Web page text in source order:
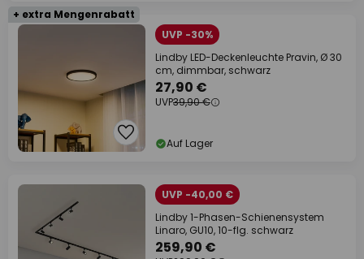
+ extra Mengenrabatt
UVP -30%
Lindby LED-Deckenleuchte Pravin, Ø 30
cm, dimmbar, schwarz
27,90 €
UVP39,90 €
Auf Lager
UVP -40,00 €
Lindby 1-Phasen-Schienensystem
Linaro, GU10, 10-flg. schwarz
259,90 €